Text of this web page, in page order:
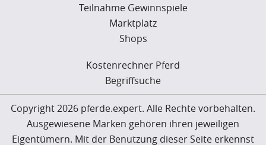
Teilnahme Gewinnspiele
Marktplatz
Shops
Kostenrechner Pferd
Begriffsuche
Copyright 2026 pferde.expert. Alle Rechte vorbehalten.
Ausgewiesene Marken gehören ihren jeweiligen
Eigentümern. Mit der Benutzung dieser Seite erkennst